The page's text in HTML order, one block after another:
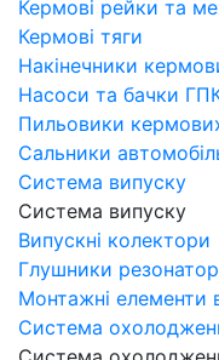
Кермові рейки та
Кермові тяги
Накінечники
Насоси та бачки
Пильовики
Сальники
Система випуску
Система випуску
Випускні колектори
Глушники
Монтажні елементи
Система